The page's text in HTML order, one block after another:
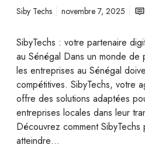
Siby Techs novembre 7, 2025
SibyTechs : votre partenaire
au Sénégal Dans un monde de
les entreprises au Sénégal
compétitives. SibyTechs, votre
offre des solutions adaptées
entreprises locales dans leur
Découvrez comment
atteindre…